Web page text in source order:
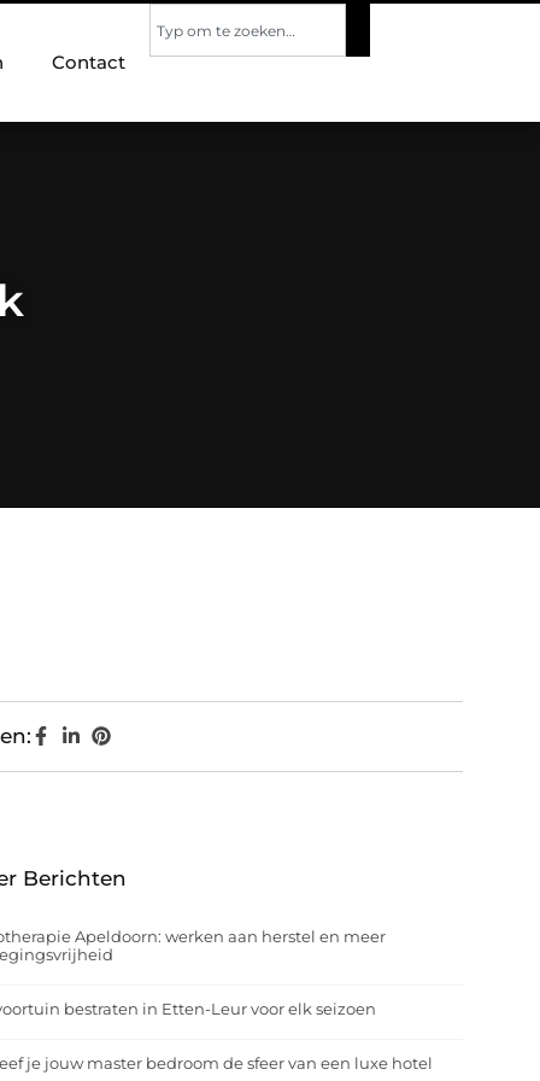
Contact
Berichten
Apeldoorn: werken aan herstel en meer
bestraten in Etten-Leur voor elk seizoen
je jouw master bedroom de sfeer van een luxe hotel